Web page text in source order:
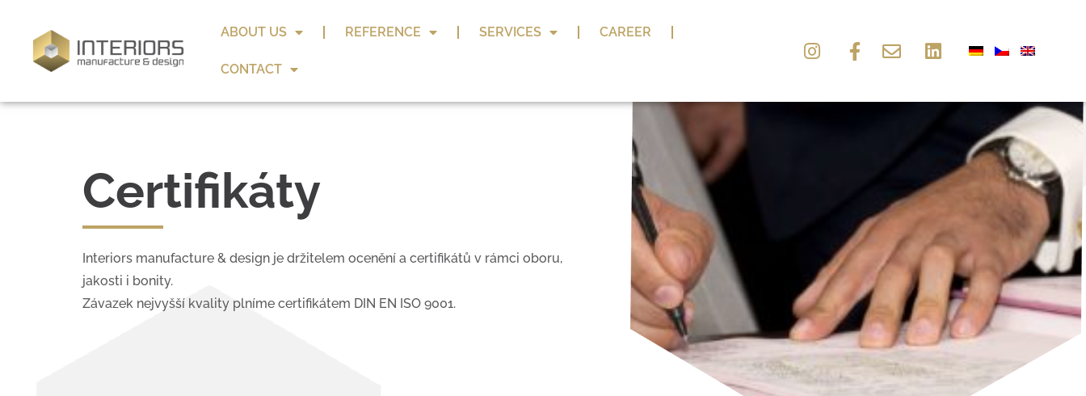
ABOUT US REFERENCE SERVICES CAREER
CONTACT
Certifikáty
Interiors manufacture & design je držitelem ocenění a certifikátů v rámci oboru,
jakosti i bonity.
Závazek nejvyšší kvality plníme certifikátem DIN EN ISO 9001.